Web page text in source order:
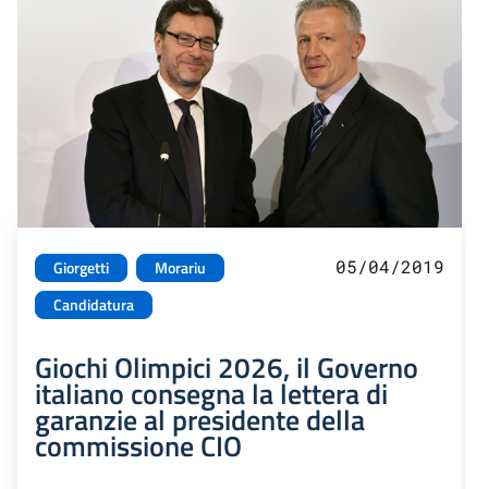
Giorgetti
Morariu
Candidatura
05/04/2019
Giochi Olimpici 2026, il Governo
italiano consegna la lettera di
garanzie al presidente della
commissione CIO